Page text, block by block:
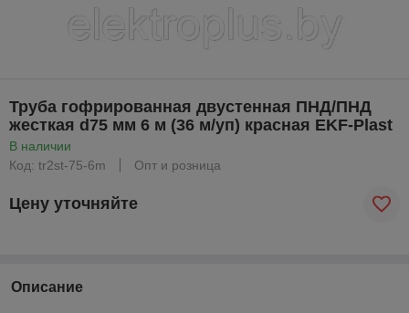
Труба гофрированная двустенная ПНД/ПНД
жесткая d75 мм 6 м (36 м/уп) красная EKF-Plast
В наличии
Код: tr2st-75-6m
Опт и розница
Цену уточняйте
Описание